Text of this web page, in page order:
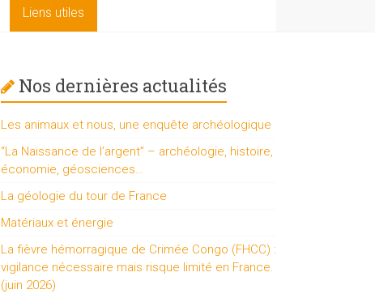
Liens utiles
Nos dernières actualités
Les animaux et nous, une enquête archéologique
“La Naissance de l’argent” – archéologie, histoire,
économie, géosciences…
La géologie du tour de France
Matériaux et énergie
La fièvre hémorragique de Crimée Congo (FHCC) :
vigilance nécessaire mais risque limité en France.
(juin 2026)